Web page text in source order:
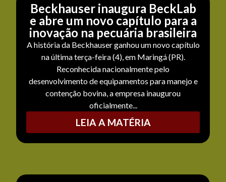
Beckhauser inaugura BeckLab
e abre um novo capítulo para a
inovação na pecuária brasileira
A história da Beckhauser ganhou um novo capítulo
na última terça-feira (4), em Maringá (PR).
Reconhecida nacionalmente pelo
desenvolvimento de equipamentos para manejo e
contenção bovina, a empresa inaugurou
oficialmente...
LEIA A MATÉRIA